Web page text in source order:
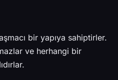
bir yapıya sahiptirler.
ve herhangi bir